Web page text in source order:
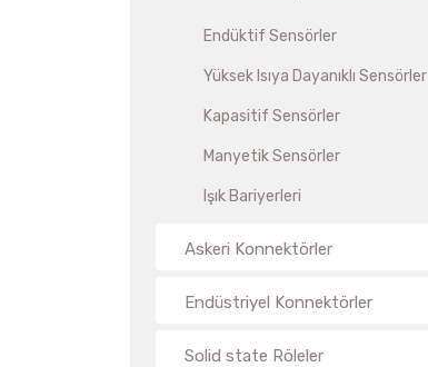
Endüktif Sensörler
Yüksek Isıya Dayanıklı Sensörler
Kapasitif Sensörler
Manyetik Sensörler
Işık Bariyerleri
Askeri Konnektörler
Endüstriyel Konnektörler
Solid state Röleler